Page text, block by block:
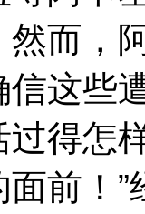
而，
信这些
得怎
前！